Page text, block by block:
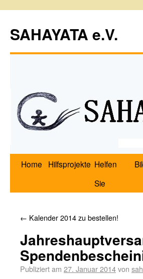
SAHAYATA e.V.
Home Hilfsprojekte Helfen
Sie
← Kalender 2014 zu bestellen!
Publiziert am 27. Januar 2014von